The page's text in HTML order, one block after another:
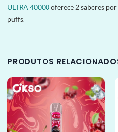
ULTRA 40000oferece 2 sabores
puffs.
PRODUTOS